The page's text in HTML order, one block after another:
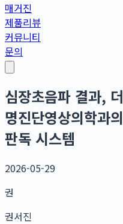
매거진
제품리뷰
커뮤니티
문의
심장초음파 결과,
명진단영상의학과
판독 시스템
2026-05-29
권
권서진